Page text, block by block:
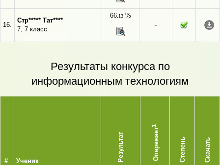
16.
Стр***** Тат****
7, 7 класс
66,13 %
-
Результаты конкурса по
информационным технологиям
# Ученик Результат Опережает
1
Степень Скачать